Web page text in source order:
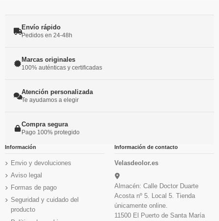
Envío rápido
Pedidos en 24-48h
Marcas originales
100% auténticas y certificadas
Atención personalizada
Te ayudamos a elegir
Compra segura
Pago 100% protegido
Información
Envio y devoluciones
Aviso legal
Formas de pago
Seguridad y cuidado del
producto
Información de contacto
Velasdeolor.es
Almacén: Calle Doctor Duarte
Acosta nº 5. Local 5. Tienda
únicamente online.
11500 El Puerto de Santa María